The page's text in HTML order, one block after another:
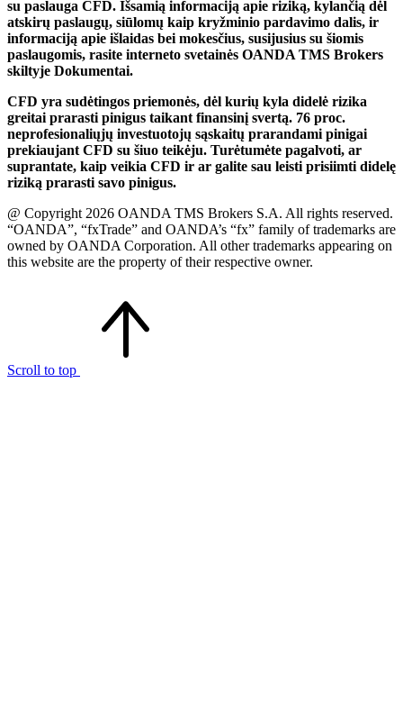
su paslauga CFD. Išsamią informaciją apie riziką, kylančią dėl
atskirų paslaugų, siūlomų kaip kryžminio pardavimo dalis, ir
informaciją apie išlaidas bei mokesčius, susijusius su šiomis
paslaugomis, rasite interneto svetainės OANDA TMS Brokers
skiltyje Dokumentai.
CFD yra sudėtingos priemonės, dėl kurių kyla didelė rizika
greitai prarasti pinigus taikant finansinį svertą. 76 proc.
neprofesionaliųjų investuotojų sąskaitų prarandami pinigai
prekiaujant CFD su šiuo teikėju. Turėtumėte pagalvoti, ar
suprantate, kaip veikia CFD ir ar galite sau leisti prisiimti didelę
riziką prarasti savo pinigus.
@ Copyright 2026 OANDA TMS Brokers S.A. All rights reserved.
“OANDA”, “fxTrade” and OANDA’s “fx” family of trademarks are
owned by OANDA Corporation. All other trademarks appearing on
this website are the property of their respective owner.
Scroll to top